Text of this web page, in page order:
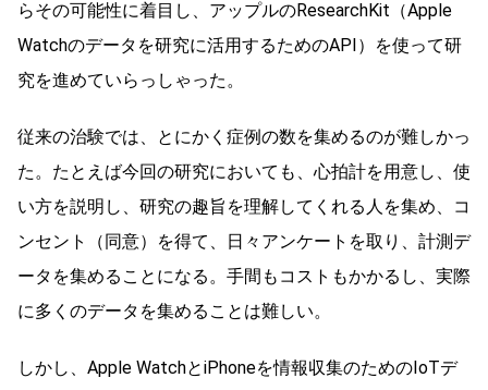
らその可能性に着目し、アップルのResearchKit（Apple
Watchのデータを研究に活用するためのAPI）を使って研
究を進めていらっしゃった。
従来の治験では、とにかく症例の数を集めるのが難しかっ
た。たとえば今回の研究においても、心拍計を用意し、使
い方を説明し、研究の趣旨を理解してくれる人を集め、コ
ンセント（同意）を得て、日々アンケートを取り、計測デ
ータを集めることになる。手間もコストもかかるし、実際
に多くのデータを集めることは難しい。
しかし、Apple WatchとiPhoneを情報収集のためのIoTデ